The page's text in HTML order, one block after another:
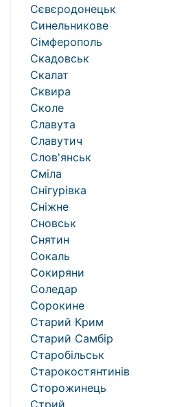
Сєвєродонецьк
Синельникове
Сімферополь
Скадовськ
Скалат
Сквира
Сколе
Славута
Славутич
Слов'янськ
Сміла
Снігурівка
Сніжне
Сновськ
Снятин
Сокаль
Сокиряни
Соледар
Сорокине
Старий Крим
Старий Самбір
Старобільськ
Старокостянтинів
Сторожинець
Стрий